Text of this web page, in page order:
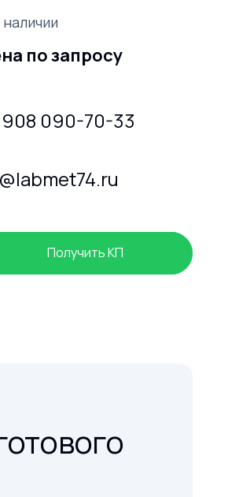
по запросу
908 090-70-33
Получить КП